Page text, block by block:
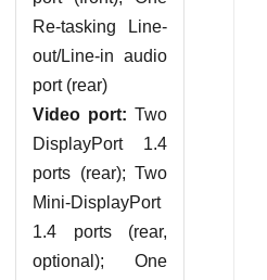
Re-tasking Line-
out/Line-in audio
port (rear)
Video port: Two
DisplayPort 1.4
ports (rear); Two
Mini-DisplayPort
1.4 ports (rear,
optional); One